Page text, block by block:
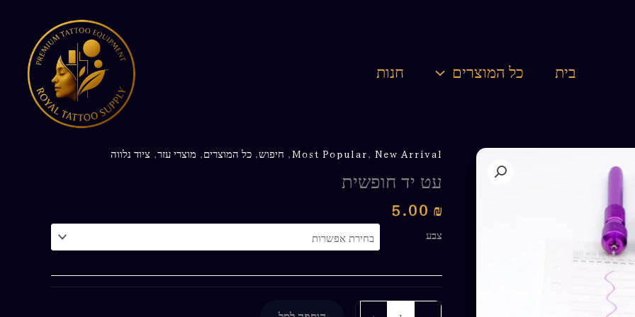
בית כל המוצרים חנות
Most Popular, New Arrival
, חיפוש, כל המוצרים, מוצרי עזר, ציוד נלווה
עט יד חופשית
5.00 ₪
צבע